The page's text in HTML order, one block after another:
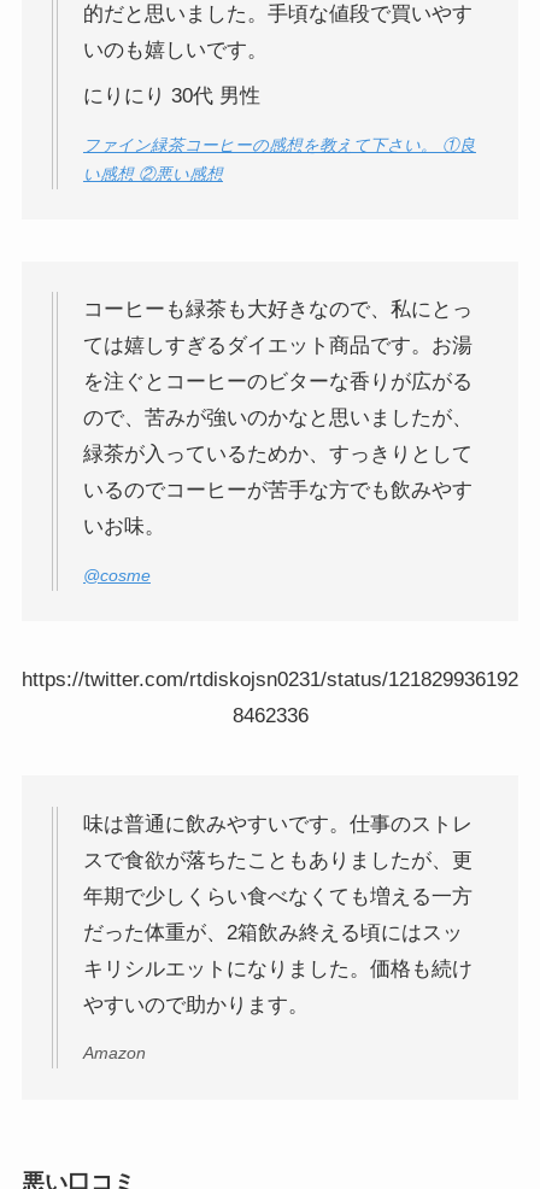
的だと思いました。手頃な値段で買いやす
いのも嬉しいです。
にりにり 30代 男性
ファイン緑茶コーヒーの感想を教えて下さい。 ①良
い感想 ②悪い感想
コーヒーも緑茶も大好きなので、私にとっ
ては嬉しすぎるダイエット商品です。お湯
を注ぐとコーヒーのビターな香りが広がる
ので、苦みが強いのかなと思いましたが、
緑茶が入っているためか、すっきりとして
いるのでコーヒーが苦手な方でも飲みやす
いお味。
@cosme
https://twitter.com/rtdiskojsn0231/status/121829936192
8462336
味は普通に飲みやすいです。仕事のストレ
スで食欲が落ちたこともありましたが、更
年期で少しくらい食べなくても増える一方
だった体重が、2箱飲み終える頃にはスッ
キリシルエットになりました。価格も続け
やすいので助かります。
Amazon
悪い口コミ